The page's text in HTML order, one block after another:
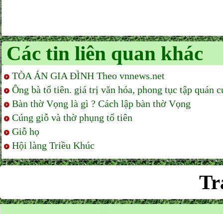
Các tin liên quan khác
TÒA ÁN GIA ĐÌNH Theo vnnews.net
Ông bà tổ tiên. giá trị văn hóa, phong tục tập quán
Bàn thờ Vọng là gì ? Cách lập bàn thờ Vọng
Cúng giỗ và thờ phụng tổ tiên
Giỗ họ
Hội làng Triều Khúc